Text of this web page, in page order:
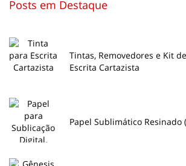
Posts em Destaque
Tintas, Removedores e Kit
Escrita Cartazista
Papel Sublimático Resinado